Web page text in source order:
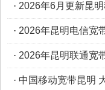
· 2026年6月更新昆
· 2026年昆明电信宽
· 2026年昆明联通宽
· 中国移动宽带昆明